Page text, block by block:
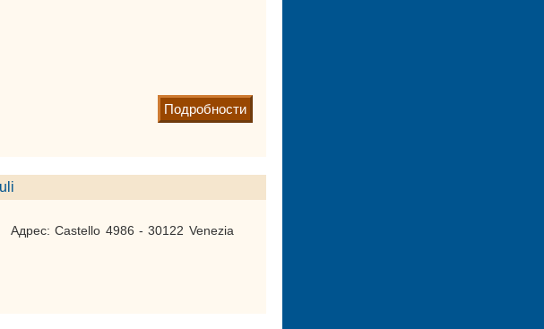
Подробности
Адрес: Castello 4986 - 30122 Venezia